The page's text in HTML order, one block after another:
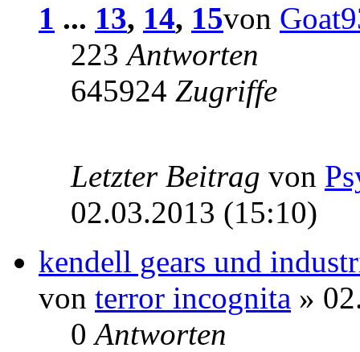
1 ... 13, 14, 15von
223Antworten
645924 Zugriffe
Letzter Beitrag von
02.03.2013 (15:10)
kendell gears und
von terror incognita »
0Antworten